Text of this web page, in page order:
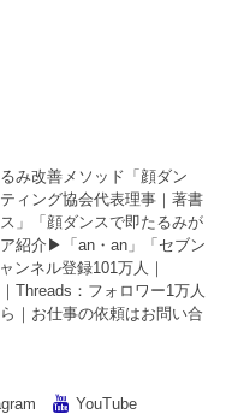
み改善メソッド「顔ダン
ィング協会代表理事｜著書
」「 顔ダンスで即たるみが
ア紹介▶︎「an・an」「セブン
ンネル登録101万人｜
Threads ：フォロワー1万人
｜お仕事の依頼はお問い合
YouTube